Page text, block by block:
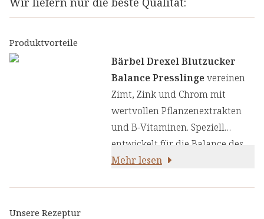
Produktvorteile
Bärbel Drexel Blutzucker
Balance Presslingevereinen
Zimt, Zink und Chrom mit
wertvollen Pflanzenextrakten
und B-Vitaminen. Speziell
entwickelt für die Balance des
Blutzuckers. Chrom trägt zur
Mehr lesen
Unsere Rezeptur